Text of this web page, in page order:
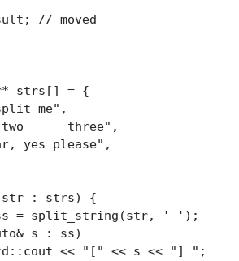
// moved
strs[] = {
me",
three",
yes please",
: strs) {
= split_string(str, ' ');
s : ss)
<< "[" << s << "] ";